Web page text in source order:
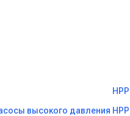
HPP
высокого давления HPP